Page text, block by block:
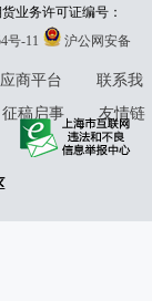
业务许可证编号：
举报邮箱：
号-11
沪公网安备
952500
商平台
联系我
征稿启事
友情链